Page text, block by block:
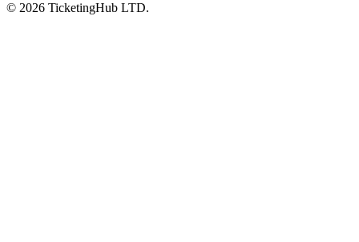
© 2026 TicketingHub LTD.